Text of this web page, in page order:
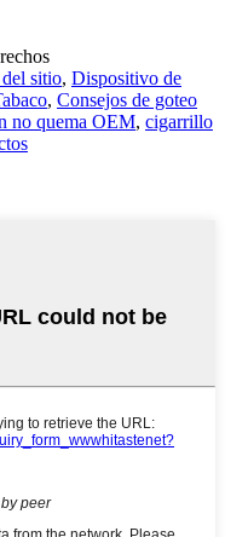
sitio, Dispositivo de
, Consejos de goteo
no quema OEM, cigarrillo